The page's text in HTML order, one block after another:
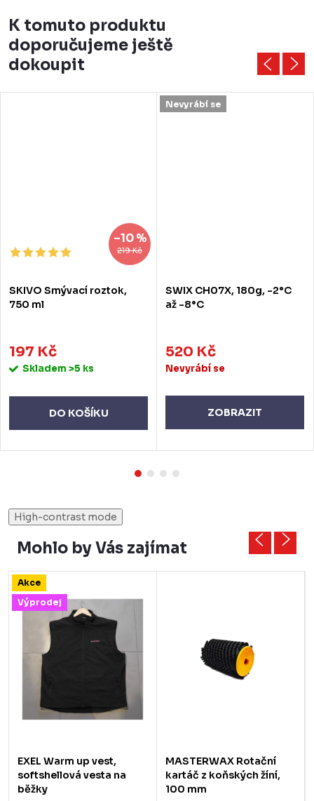
K tomuto produktu
doporučujeme ještě
dokoupit
219 Kč
–10 %
SKIVO Smývací roztok,
750 ml
197 Kč
Skladem >5 ks
DO KOŠÍKU
Nevyrábí se
SWIX CH07X, 180g, -2°C
až -8°C
520 Kč
Nevyrábí se
ZOBRAZIT
High-contrast mode
Mohlo by Vás zajímat
Akce
Výprodej
EXEL Warm up vest,
softshellová vesta na
běžky
MASTERWAX Rotační
kartáč z koňských žíní,
100 mm